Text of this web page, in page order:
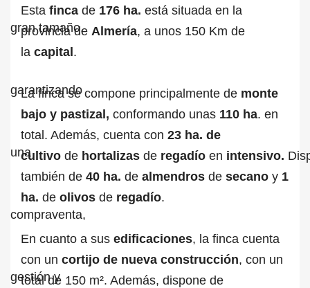
Esta finca de 176 ha. está situada en la
provincia de Almería, a unos 150 Km de
la capital .
La finca se compone principalmente de monte
bajo y pastizal, conformando unas 110 ha. en
total. Además, cuenta con 23 ha. de
cultivo de hortalizas de regadío en intensivo.
también de 40 ha. de almendros de secano y 1
ha. de olivos de regadío.
En cuanto a sus edificaciones, la finca cuenta
con un cortijo de nueva construcción, con un
total de 150 m². Además, dispone de